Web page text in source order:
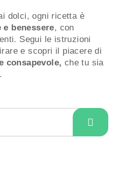
dolci, ogni ricetta è
e benessere, con
Segui le istruzioni
e scopri il piacere di
consapevole, che tu sia